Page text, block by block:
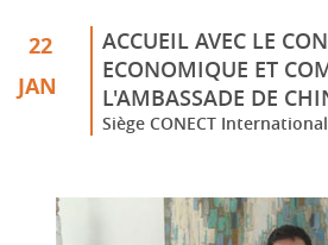
22
JAN
ACCUEIL AVEC LE
ECONOMIQUE ET
L'AMBASSADE DE
Siège CONECT International